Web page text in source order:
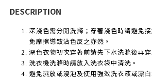
DESCRIPTION
深淺色需分開洗滌；穿著淺色時請避免
免摩擦導致沾色反之亦然。
深色衣物初次穿著前請先下水洗滌後再穿
洗衣機洗滌時請放入洗衣袋中清洗。
避免濕放或浸泡及使用強效洗衣液或漂